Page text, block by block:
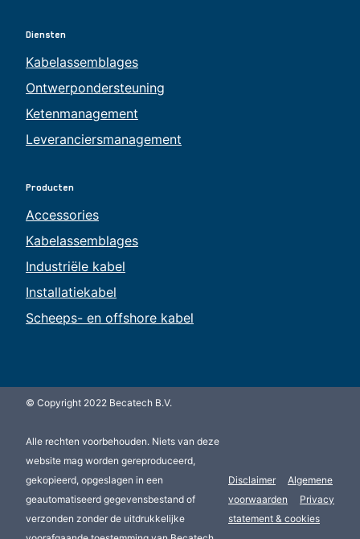
Diensten
Kabelassemblages
Ontwerpondersteuning
Ketenmanagement
Leveranciersmanagement
Producten
Accessories
Kabelassemblages
Industriële kabel
Installatiekabel
Scheeps- en offshore kabel
© Copyright 2022 Becatech B.V.
Alle rechten voorbehouden. Niets van deze
website mag worden gereproduceerd,
gekopieerd, opgeslagen in een
geautomatiseerd gegevensbestand of
verzonden zonder de uitdrukkelijke
Disclaimer
Algemene
voorwaarden
Privacy
statement & cookies